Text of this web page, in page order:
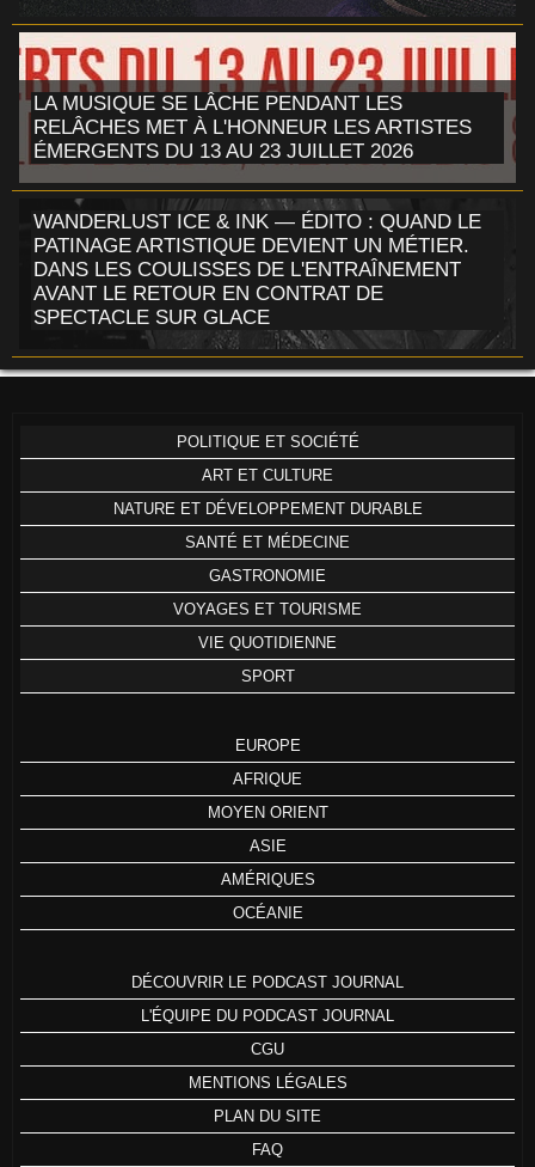
LA MUSIQUE SE LÂCHE PENDANT LES
RELÂCHES MET À L'HONNEUR LES ARTISTES
ÉMERGENTS DU 13 AU 23 JUILLET 2026
WANDERLUST ICE & INK — ÉDITO : QUAND LE
PATINAGE ARTISTIQUE DEVIENT UN MÉTIER.
DANS LES COULISSES DE L'ENTRAÎNEMENT
AVANT LE RETOUR EN CONTRAT DE
SPECTACLE SUR GLACE
POLITIQUE ET SOCIÉTÉ
ART ET CULTURE
NATURE ET DÉVELOPPEMENT DURABLE
SANTÉ ET MÉDECINE
GASTRONOMIE
VOYAGES ET TOURISME
VIE QUOTIDIENNE
SPORT
EUROPE
AFRIQUE
MOYEN ORIENT
ASIE
AMÉRIQUES
OCÉANIE
DÉCOUVRIR LE PODCAST JOURNAL
L'ÉQUIPE DU PODCAST JOURNAL
CGU
MENTIONS LÉGALES
PLAN DU SITE
FAQ